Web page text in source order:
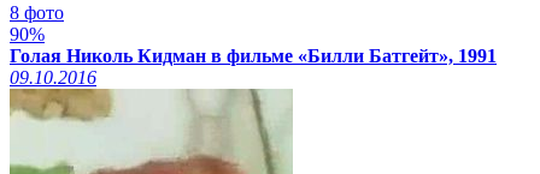
8 фото
90%
Голая Николь Кидман в фильме «Билли Батгейт», 1991
09.10.2016